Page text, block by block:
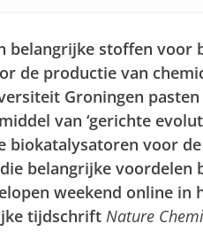
belangrijke stoffen voor
de productie van
Groningen
van ‘gerichte
biokatalysatoren voor
belangrijke
weekend online in
tijdschrift Nature